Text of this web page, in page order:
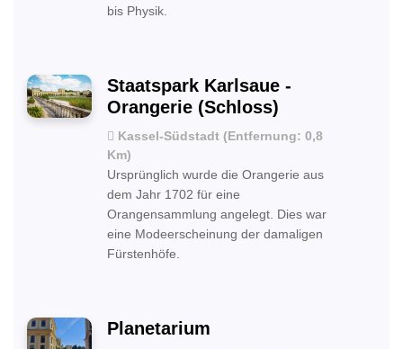
bis Physik.
Staatspark Karlsaue -
Orangerie (Schloss)
Kassel-Südstadt (Entfernung: 0,8
Km)
Ursprünglich wurde die Orangerie aus
dem Jahr 1702 für eine
Orangensammlung angelegt. Dies war
eine Modeerscheinung der damaligen
Fürstenhöfe.
Planetarium